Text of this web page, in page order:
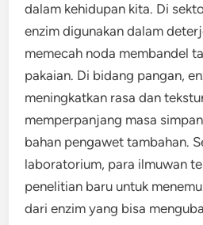
dalam kehidupan kita. Di
enzim digunakan dalam
memecah noda membandel
pakaian. Di bidang pangan,
meningkatkan rasa dan
memperpanjang masa
bahan pengawet tambahan.
laboratorium, para ilmuwan
penelitian baru untuk
dari enzim yang bisa